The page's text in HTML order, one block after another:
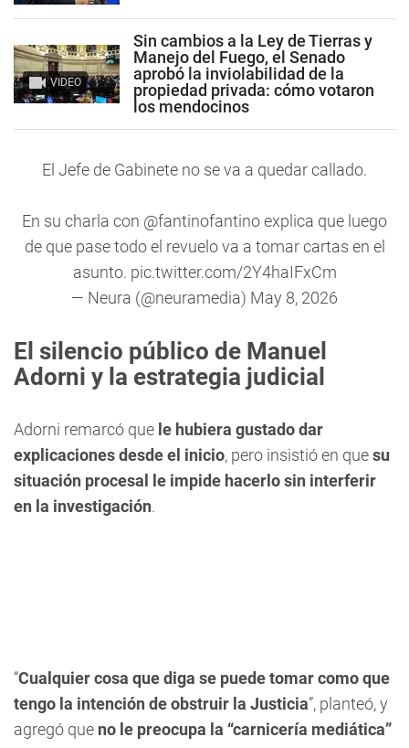
VIDEO
Sin cambios a la Ley de Tierras y
Manejo del Fuego, el Senado
aprobó la inviolabilidad de la
propiedad privada: cómo votaron
los mendocinos
El Jefe de Gabinete no se va a quedar callado.
En su charla con @fantinofantinoexplica que luego
de que pase todo el revuelo va a tomar cartas en el
asunto. pic.twitter.com/2Y4haIFxCm
— Neura (@neuramedia) May 8, 2026
El silencio público de Manuel
Adorni y la estrategia judicial
Adorni remarcó que le hubiera gustado dar
explicaciones desde el inicio, pero insistió en quesu
situación procesal le impide hacerlo sin interferir
en la investigación.
“Cualquier cosa que diga se puede tomar como que
tengo la intención de obstruir la Justicia”, planteó, y
agregó que no le preocupa la “carnicería mediática”